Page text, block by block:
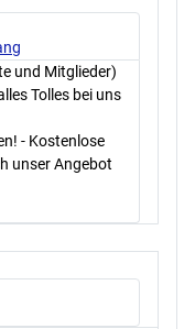
und Mitglieder)
Tolles bei uns
- Kostenlose
unser Angebot